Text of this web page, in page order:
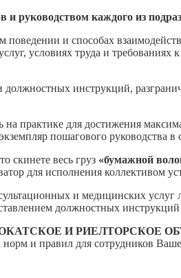
и руководством каждого из
и способах
условиях труда и
инструкций,
практике для достижения
пошагового руководства
скинете весь груз «бумажной
для исполнения коллективом
и медицинских услуг
должностных
И РИЕЛТОРСКОЕ
и правил для сотрудников